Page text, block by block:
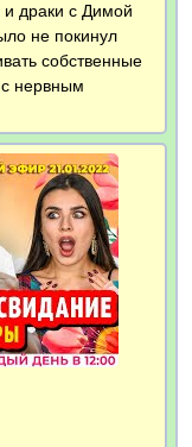
драки с Димой
не покинул
собственные
нервным